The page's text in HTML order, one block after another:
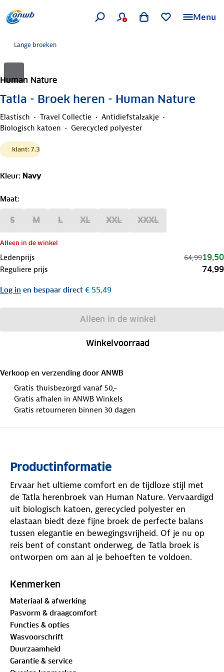
Menu
Lange broeken
Human Nature
Tatla - Broek heren - Human Nature
Elastisch Travel Collectie
Antidiefstalzakje
Biologisch katoen
Gerecycled polyester
klant: 7.3
Kleur: Navy
Maat:
S M L XL XXL XXXL
Alleen in de winkel
Ledenprijs 64,9919,50
Reguliere prijs 74,99
Log in en bespaar direct € 55,49
Alleen in de winkel
Winkelvoorraad
Verkoop en verzending door ANWB
Gratis thuisbezorgd vanaf 50,-
Gratis afhalen in ANWB Winkels
Gratis retourneren binnen 30 dagen
Productinformatie
Ervaar het ultieme comfort en de tijdloze stijl met
de Tatla herenbroek van Human Nature. Vervaardigd
uit biologisch katoen, gerecycled polyester en
elastaan biedt deze fijne broek de perfecte balans
tussen elegantie en bewegingsvrijheid. Of je nu op
reis bent of constant onderweg, de Tatla broek is
ontworpen om aan al je behoeften te voldoen.
Met zijn verzorgde uitstraling is deze broek geschikt
bijeenkomsten tot ontspannen dagjes uit. Wat de
Tatla broek werkelijk uniek maakt, is het
ongeëvenaarde comfort dat vergelijkbaar is met dat
van een joggingbroek. Ontdek hoe comfortabel en
flexibel deze broek aanvoelt, zodat je vrij kunt
bewegen zonder in te leveren op stijl.
Kenmerken
Materiaal & afwerking
Pasvorm & draagcomfort
Functies & opties
Wasvoorschrift
Duurzaamheid
Garantie & service